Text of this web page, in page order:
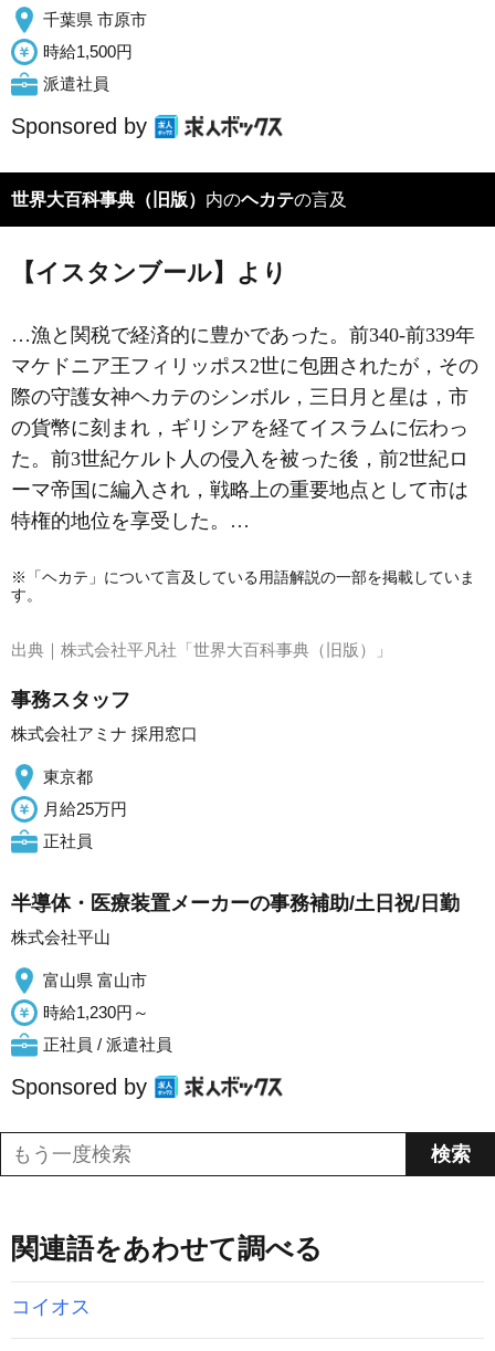
千葉県 市原市
時給1,500円
派遣社員
Sponsored by
世界大百科事典（旧版） 内のヘカテの言及
【イスタンブール】より
…漁と関税で経済的に豊かであった。前340‐前339年
マケドニア王フィリッポス2世に包囲されたが，その
際の守護女神ヘカテのシンボル，三日月と星は，市
の貨幣に刻まれ，ギリシアを経てイスラムに伝わっ
た。前3世紀ケルト人の侵入を被った後，前2世紀ロ
ーマ帝国に編入され，戦略上の重要地点として市は
特権的地位を享受した。…
※「ヘカテ」について言及している用語解説の一部を掲載していま
す。
出典｜ 株式会社平凡社「世界大百科事典（旧版）」
事務スタッフ
株式会社アミナ 採用窓口
東京都
月給25万円
正社員
半導体・医療装置メーカーの事務補助/土日祝/日勤
株式会社平山
富山県 富山市
時給1,230円～
正社員 / 派遣社員
Sponsored by
関連語をあわせて調べる
コイオス